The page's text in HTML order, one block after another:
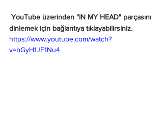
dinlemek için bağlantıya tıklayabilirsiniz.
https://www.youtube.com/watch?
v=bGyH1JF1Nu4